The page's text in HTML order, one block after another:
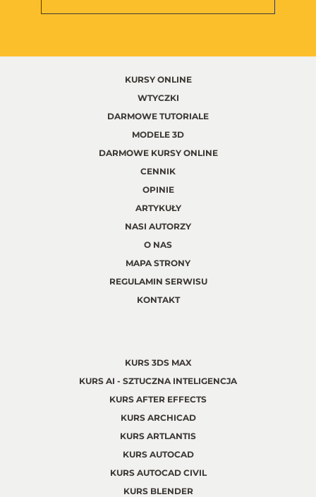
KURSY ONLINE
WTYCZKI
DARMOWE TUTORIALE
MODELE 3D
DARMOWE KURSY ONLINE
CENNIK
OPINIE
ARTYKUŁY
NASI AUTORZY
O NAS
MAPA STRONY
REGULAMIN SERWISU
KONTAKT
KURS 3DS MAX
KURS AI - SZTUCZNA INTELIGENCJA
KURS AFTER EFFECTS
KURS ARCHICAD
KURS ARTLANTIS
KURS AUTOCAD
KURS AUTOCAD CIVIL
KURS BLENDER